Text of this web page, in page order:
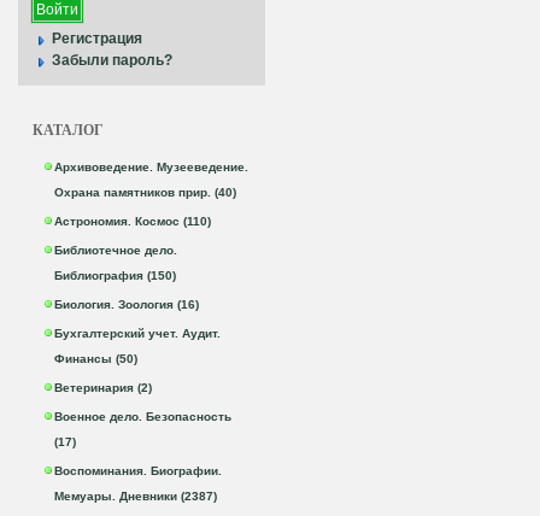
Регистрация
Забыли пароль?
КАТАЛОГ
Архивоведение. Музееведение.
Охрана памятников прир. (40)
Астрономия. Космос (110)
Библиотечное дело.
Библиография (150)
Биология. Зоология (16)
Бухгалтерский учет. Аудит.
Финансы (50)
Ветеринария (2)
Военное дело. Безопасность
(17)
Воспоминания. Биографии.
Мемуары. Дневники (2387)